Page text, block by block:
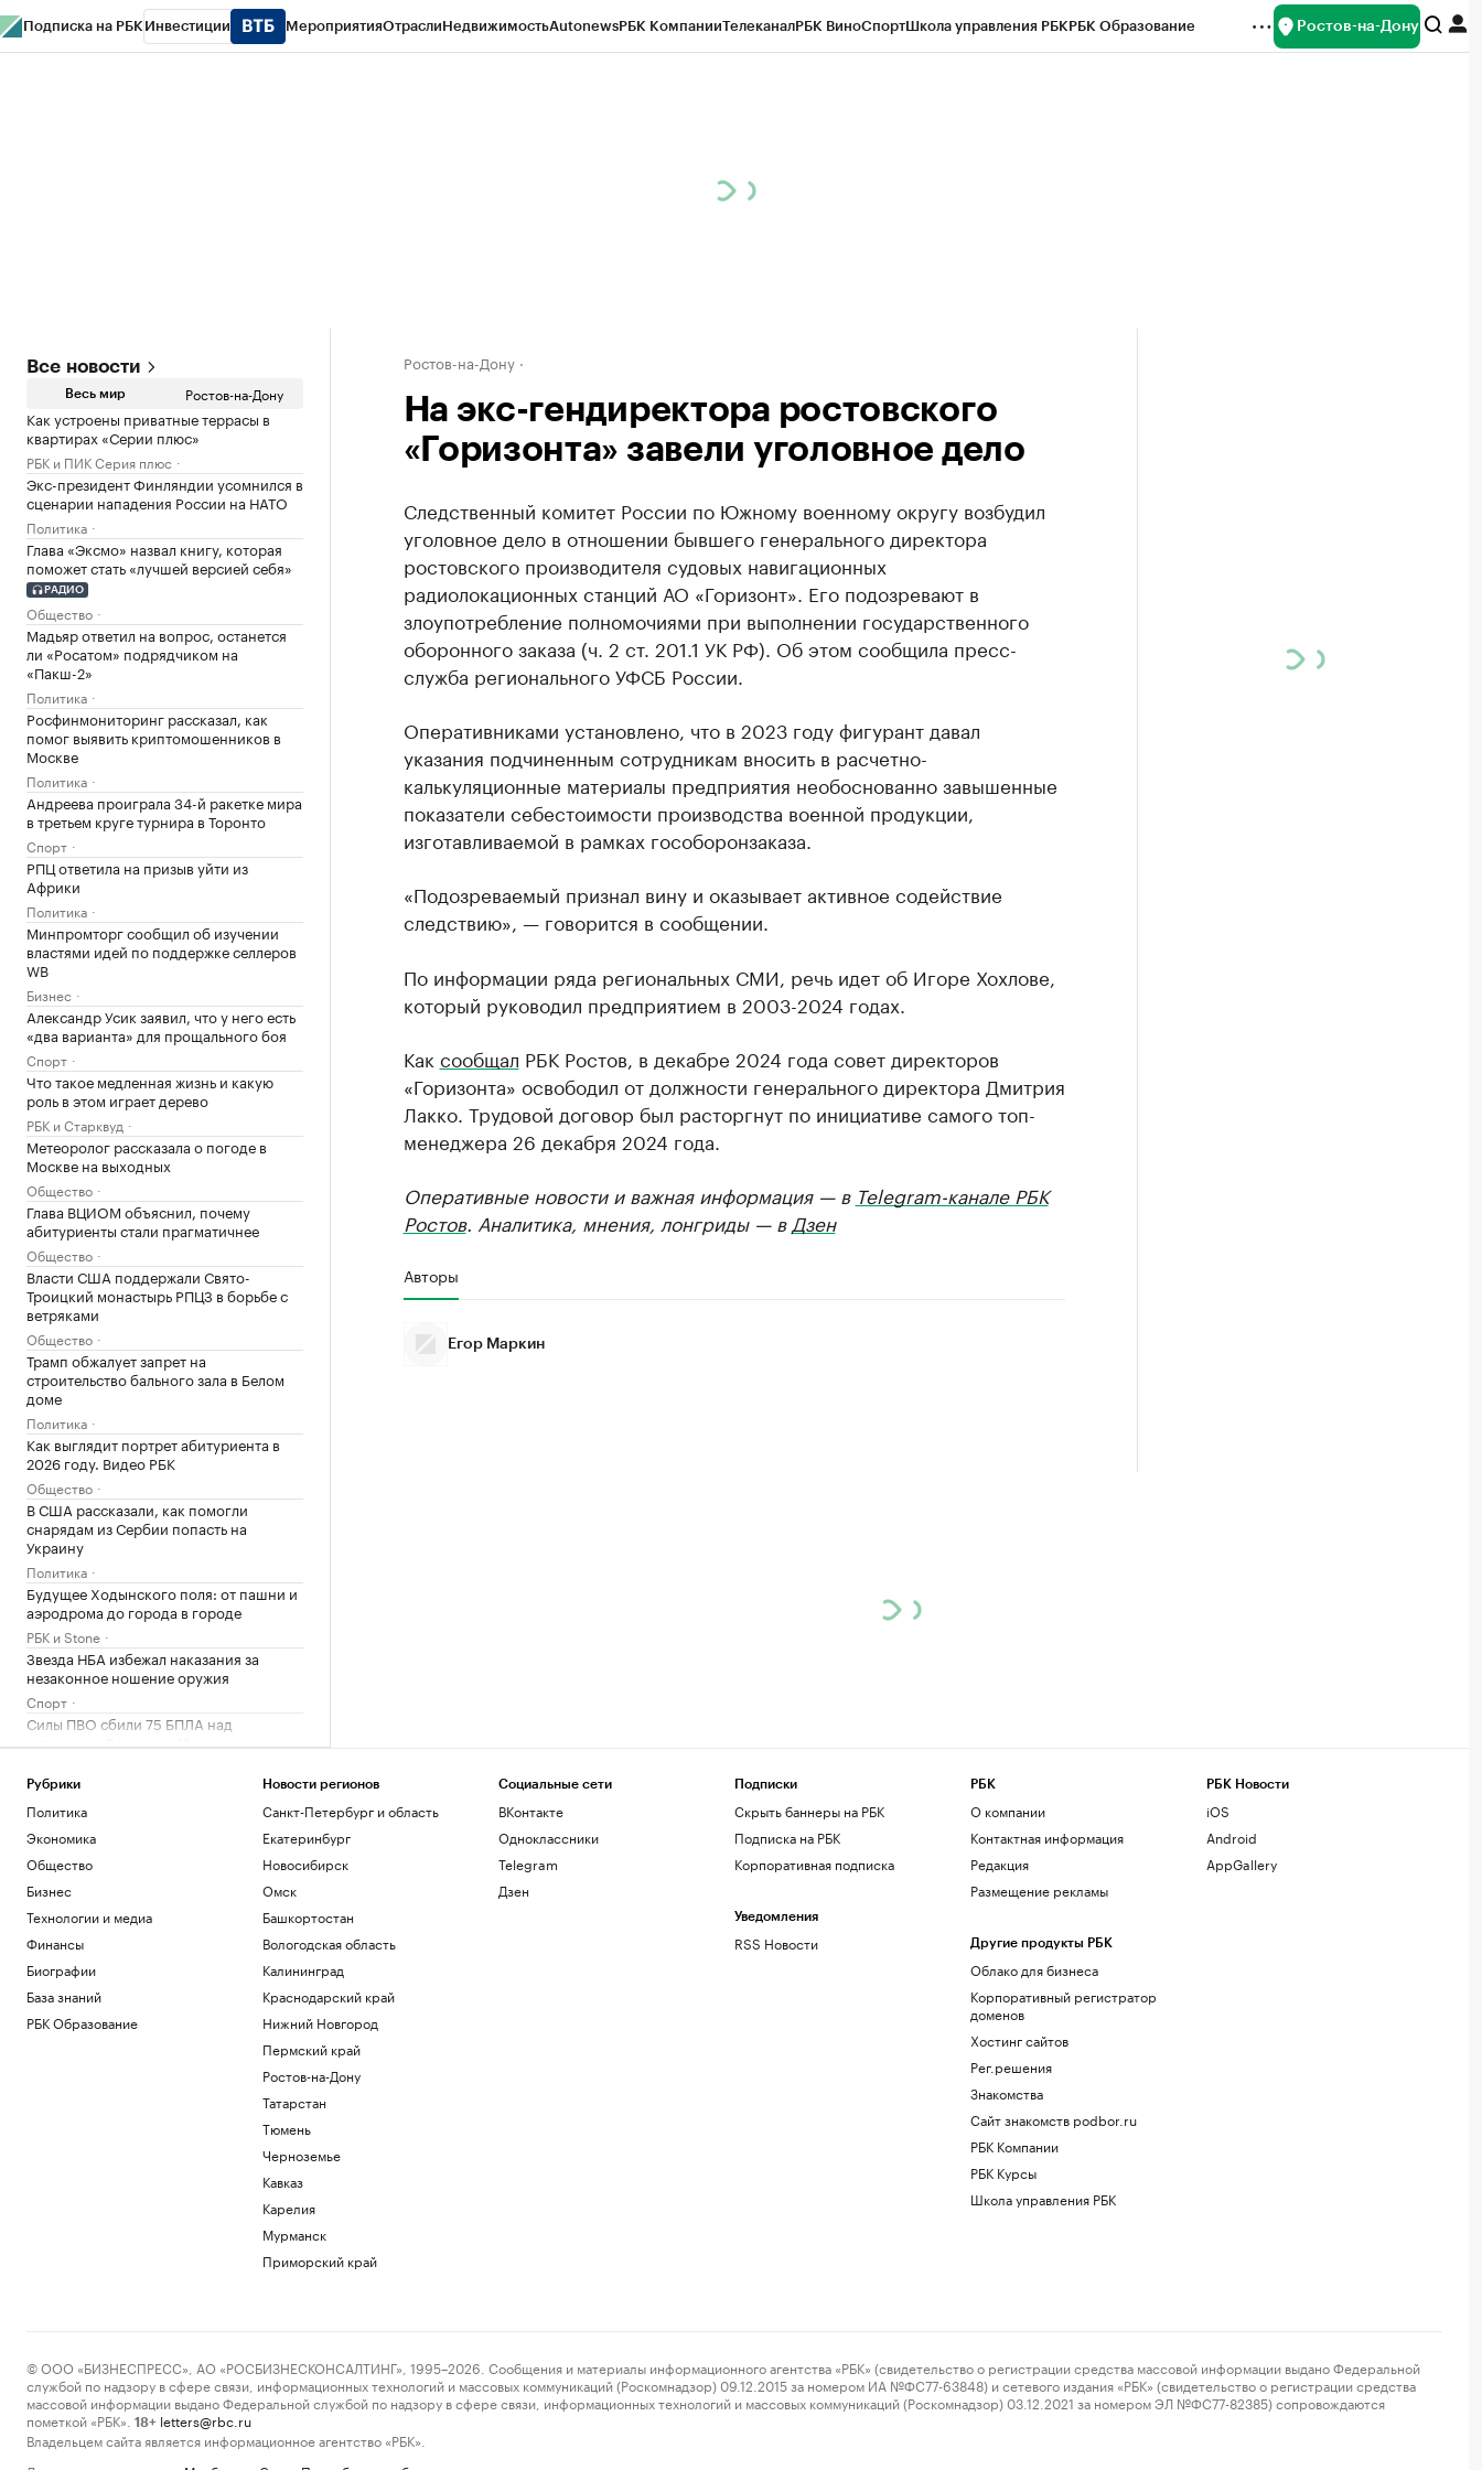
Подписка на РБК Инвестиции МероприятияОтраслиНедвижимостьAutonewsРБК КомпанииТелеканалРБК ВиноСпортШкола управления РБКРБК Образование Ростов-на-Дону
Все новости
Весь мир Ростов-на-Дону
Как устроены приватные террасы в
квартирах «Серии плюс»
РБК и ПИК Серия плюс
Экс-президент Финляндии усомнился в
сценарии нападения России на НАТО
Политика
Глава «Эксмо» назвал книгу, которая
поможет стать «лучшей версией себя»
РАДИО
Общество
Мадьяр ответил на вопрос, останется
ли «Росатом» подрядчиком на
«Пакш-2»
Политика
Росфинмониторинг рассказал, как
помог выявить криптомошенников в
Москве
Политика
Андреева проиграла 34-й ракетке мира
в третьем круге турнира в Торонто
Спорт
РПЦ ответила на призыв уйти из
Африки
Политика
Минпромторг сообщил об изучении
властями идей по поддержке селлеров
WB
Бизнес
Александр Усик заявил, что у него есть
«два варианта» для прощального боя
Спорт
Что такое медленная жизнь и какую
роль в этом играет дерево
РБК и Старквуд
Метеоролог рассказала о погоде в
Москве на выходных
Общество
Глава ВЦИОМ объяснил, почему
абитуриенты стали прагматичнее
Общество
Власти США поддержали Свято-
Троицкий монастырь РПЦЗ в борьбе с
ветряками
Общество
Трамп обжалует запрет на
строительство бального зала в Белом
доме
Политика
Как выглядит портрет абитуриента в
2026 году. Видео РБК
Общество
В США рассказали, как помогли
снарядам из Сербии попасть на
Украину
Политика
Будущее Ходынского поля: от пашни и
аэродрома до города в городе
РБК и Stone
Звезда НБА избежал наказания за
незаконное ношение оружия
Спорт
Силы ПВО сбили 75 БПЛА над
Погранслужба Финляндии пресекла
канал нелегальной миграции из
Прибалтики
Общество
Ростов-на-Дону
На экс-гендиректора ростовского
«Горизонта» завели уголовное дело
Следственный комитет России по Южному военному округу возбудил
уголовное дело в отношении бывшего генерального директора
ростовского производителя судовых навигационных
радиолокационных станций АО «Горизонт». Его подозревают в
злоупотребление полномочиями при выполнении государственного
оборонного заказа (ч. 2 ст. 201.1 УК РФ). Об этом сообщила пресс-
служба регионального УФСБ России.
Оперативниками установлено, что в 2023 году фигурант давал
указания подчиненным сотрудникам вносить в расчетно-
калькуляционные материалы предприятия необоснованно завышенные
показатели себестоимости производства военной продукции,
изготавливаемой в рамках гособоронзаказа.
«Подозреваемый признал вину и оказывает активное содействие
следствию», — говорится в сообщении.
По информации ряда региональных СМИ, речь идет об Игоре Хохлове,
который руководил предприятием в 2003-2024 годах.
Как сообщал РБК Ростов, в декабре 2024 года совет директоров
«Горизонта» освободил от должности генерального директора Дмитрия
Лакко. Трудовой договор был расторгнут по инициативе самого топ-
менеджера 26 декабря 2024 года.
Оперативные новости и важная информация — в Telegram-канале РБК
Ростов. Аналитика, мнения, лонгриды — в Дзен
Авторы
Егор Маркин
Рубрики
Политика
Экономика
Общество
Бизнес
Технологии и медиа
Финансы
Биографии
База знаний
РБК Образование
Новости регионов
Санкт-Петербург и область
Екатеринбург
Новосибирск
Омск
Башкортостан
Вологодская область
Калининград
Краснодарский край
Нижний Новгород
Пермский край
Ростов-на-Дону
Татарстан
Тюмень
Черноземье
Кавказ
Карелия
Мурманск
Приморский край
Социальные сети
ВКонтакте
Одноклассники
Telegram
Дзен
Подписки
Скрыть баннеры на РБК
Подписка на РБК
Корпоративная подписка
Уведомления
RSS Новости
РБК
О компании
Контактная информация
Редакция
Размещение рекламы
Другие продукты РБК
Облако для бизнеса
Корпоративный регистратор
доменов
Хостинг сайтов
Рег.решения
Знакомства
Сайт знакомств podbor.ru
РБК Компании
РБК Курсы
Школа управления РБК
РБК Новости
iOS
Android
AppGallery
© ООО «БИЗНЕСПРЕСС», АО «РОСБИЗНЕСКОНСАЛТИНГ», 1995–2026. Сообщения и материалы информационного агентства «РБК» (свидетельство о регистрации средства массовой информации выдано Федеральной
службой по надзору в сфере связи, информационных технологий и массовых коммуникаций (Роскомнадзор) 09.12.2015 за номером ИА №ФС77-63848) и сетевого издания «РБК» (свидетельство о регистрации средства
массовой информации выдано Федеральной службой по надзору в сфере связи, информационных технологий и массовых коммуникаций (Роскомнадзор) 03.12.2021 за номером ЭЛ №ФС77-82385) сопровождаются
пометкой «РБК».
18+ letters@rbc.ru
Владельцем сайта является информационное агентство «РБК».